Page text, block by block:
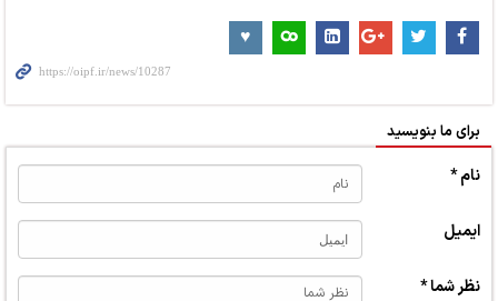
برای ما بنویسید
نام *
ایمیل
نظر شما *